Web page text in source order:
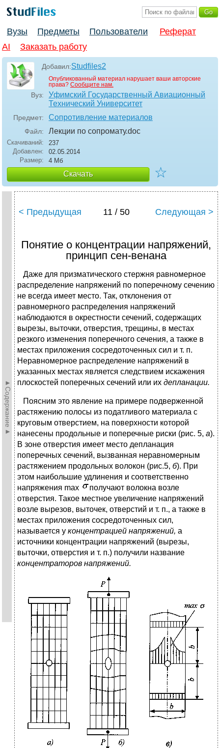
Вузы Предметы Пользователи
Реферат
AI
Заказать работу
Добавил:Studfiles2
Опубликованный материал нарушает ваши авторские
права? Сообщите нам.
Вуз:
Уфимский Государственный Авиационный
Технический Университет
Предмет: Сопротивление материалов
Файл: Лекции по сопромату.doc
Скачиваний:
237
Добавлен:
02.05.2014
Размер:
4 Мб
Скачать ☆
►Содержание►
< Предыдущая 11 / 50 Следующая >
Понятие о концентрации напряжений,
принцип сен-венана
Даже для призматического стержня равномерное
распределение напряжений по поперечному сечению
не всегда имеет место. Так, отклонения от
равномерного распределения напряжений
наблюдаются в окрестности сечений, содержащих
вырезы, выточки, отверстия, трещины, в местах
резкого изменения поперечного сечения, а также в
местах приложения сосредоточенных сил и т. п.
Неравномерное распределение напряжений в
указанных местах является следствием искажения
плоскостей поперечных сечений или их депланации.
Поясним это явление на примере подверженной
растяжению полосы из податливого материала с
круговым отверстием, на поверхности которой
нанесены продольные и поперечные риски (рис. 5, а).
В зоне отверстия имеет место депланация
поперечных сечений, вызванная неравномерным
растяжением продольных волокон (рис.5, б). При
этом наибольшие удлинения и соответственно
напряжения max
получают волокна возле
отверстия. Такое местное увеличение напряжений
возле вырезов, выточек, отверстий и т. п., а также в
местах приложения сосредоточенных сил,
называется у концентрацией напряжений, а
источники концентрации напряжений (вырезы,
выточки, отверстия и т. п.) получили название
концентраторов напряжений.